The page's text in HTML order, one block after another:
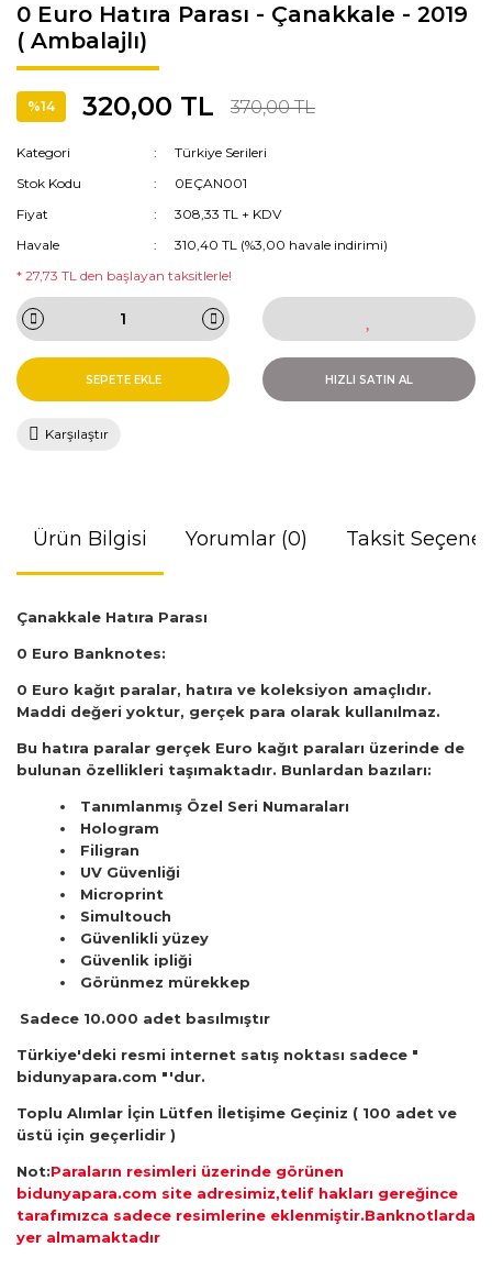
0 Euro Hatıra Parası - Çanakkale - 2019
( Ambalajlı)
%14 320,00 TL 370,00 TL
Kategori
Türkiye Serileri
Stok Kodu
0EÇAN001
Fiyat
308,33 TL + KDV
Havale
310,40 TL (%3,00 havale indirimi)
* 27,73 TL den başlayan taksitlerle!
SEPETE EKLE HIZLI SATIN AL
Karşılaştır
Ürün Bilgisi Yorumlar (0) Taksit
Çanakkale Hatıra Parası
0 Euro Banknotes:
0 Euro kağıt paralar, hatıra ve koleksiyon amaçlıdır.
Maddi değeri yoktur, gerçek para olarak kullanılmaz.
Bu hatıra paralar gerçek Euro kağıt paraları üzerinde de
bulunan özellikleri taşımaktadır. Bunlardan bazıları:
Tanımlanmış Özel Seri Numaraları
Hologram
Filigran
UV Güvenliği
Microprint
Simultouch
Güvenlikli yüzey
Güvenlik ipliği
Görünmez mürekkep
Sadece 10.000 adet basılmıştır
Türkiye'deki resmi internet satış noktası sadece "
bidunyapara.com "'dur.
Toplu Alımlar İçin Lütfen İletişime Geçiniz ( 100 adet ve
üstü için geçerlidir )
Not:Paraların resimleri üzerinde görünen
bidunyapara.com site adresimiz,telif hakları gereğince
tarafımızca sadece resimlerine eklenmiştir.Banknotlarda
yer almamaktadır